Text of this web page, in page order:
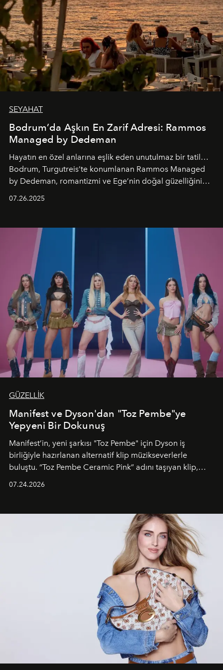
SEYAHAT
Bodrum’da Aşkın En Zarif Adresi: Rammos
Managed by Dedeman
Hayatın en özel anlarına eşlik eden unutulmaz bir tatil…
Bodrum, Turgutreis’te konumlanan Rammos Managed
by Dedeman, romantizmi ve Ege’nin doğal güzelliğini
07.26.2025
GÜZELLİK
Manifest ve Dyson'dan "Toz Pembe"ye
Yepyeni Bir Dokunuş
Manifest’in, yeni şarkısı "Toz Pembe" için Dyson iş
birliğiyle hazırlanan alternatif klip müzikseverlerle
buluştu. “Toz Pembe Ceramic Pink” adını taşıyan klip,
unsurlarından biri olarak öne çıkıyor.
07.24.2026